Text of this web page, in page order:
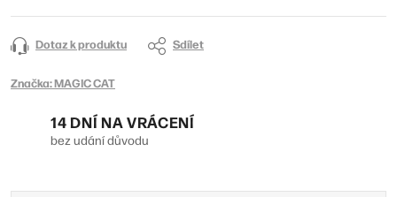
Dotaz k produktu Sdílet
Značka:MAGIC CAT
14 DNÍ NA VRÁCENÍ
bez udání důvodu